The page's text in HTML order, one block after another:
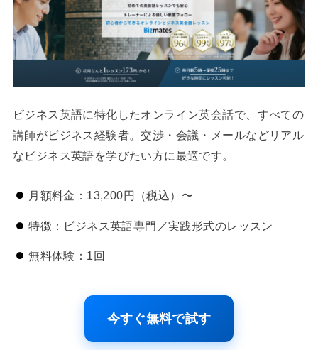
ビジネス英語に特化したオンライン英会話で、すべての
講師がビジネス経験者。交渉・会議・メールなどリアル
なビジネス英語を学びたい方に最適です。
月額料金：13,200円（税込）〜
特徴：ビジネス英語専門／実践形式のレッスン
無料体験：1回
今すぐ無料で試す